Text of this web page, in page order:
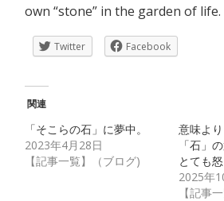
own “stone” in the garden of life.
Twitter Facebook
関連
「そこらの石」に夢中。
2023年4月28日
【記事一覧】（ブログ)
意味より
「石」
とても
2025年
【記事